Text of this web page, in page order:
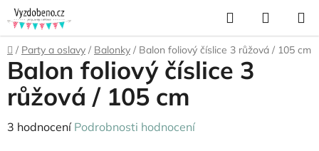
Přejít
na
obsah
Hledat
KOŠÍK
Domů
/ Party a oslavy / Balonky / Balon foliový číslice 3 růžová / 105 cm
Balon foliový číslice 3
růžová / 105 cm
Průměrné
3 hodnocení Podrobnosti hodnocení